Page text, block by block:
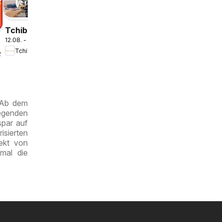
Tchibo
Eduscho
Tchibo
12.08. - 19.08.2026
dem
auf
von
die